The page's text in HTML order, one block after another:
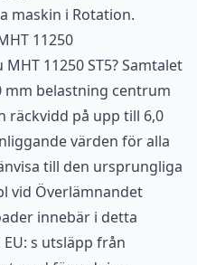
maskin i Rotation.
11250
11250 ST5? Samtalet
mm belastning centrum
räckvidd på upp till 6,0
värden för alla
till den ursprungliga
vid Överlämnandet
innebär i detta
s utsläpp från